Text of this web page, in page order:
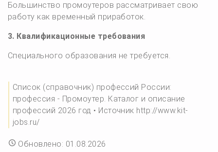
Большинство промоутеров рассматривает свою
работу как временный приработок.
3. Квалификационные требования
Специального образования не требуется.
Список (справочник) профессий России:
профессия - Промоутер. Каталог и описание
профессий 2026 год • Источник http://www.kit-
jobs.ru/
Обновлено: 01.08.2026